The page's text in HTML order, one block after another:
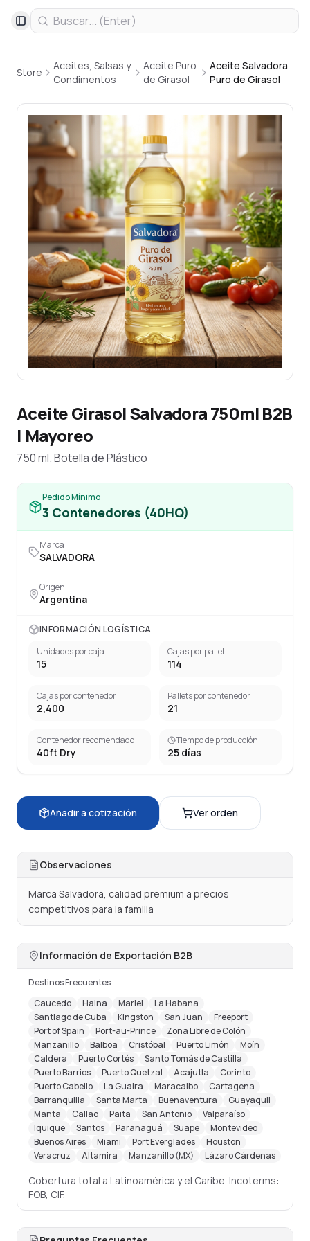
Toggle Sidebar
Store
Aceites, Salsas y
Condimentos
Aceite Puro
de Girasol
Aceite Salvadora
Puro de Girasol
Aceite Girasol Salvadora 750ml B2B
| Mayoreo
750 ml. Botella de Plástico
Pedido Mínimo
3 Contenedores (40HQ)
Marca
SALVADORA
Origen
Argentina
INFORMACIÓN LOGÍSTICA
Unidades por caja
15
Cajas por pallet
114
Cajas por contenedor
2,400
Pallets por contenedor
21
Contenedor recomendado
40ft Dry
Tiempo de producción
25 días
Añadir a cotización Ver orden
Observaciones
Marca Salvadora, calidad premium a precios
competitivos para la familia
Información de Exportación B2B
Destinos Frecuentes
Caucedo
Haina Mariel
La Habana
Santiago de Cuba
Kingston San Juan
Freeport
Port of Spain
Port-au-Prince
Zona Libre de Colón
Manzanillo
Balboa Cristóbal Puerto Limón
Moín
Caldera
Puerto Cortés
Santo Tomás de Castilla
Puerto Barrios
Puerto Quetzal Acajutla
Corinto
Puerto Cabello
La Guaira Maracaibo
Cartagena
Barranquilla
Santa Marta Buenaventura
Guayaquil
Manta
Callao Paita San Antonio
Valparaíso
Iquique
Santos Paranaguá Suape
Montevideo
Buenos Aires
Miami Port Everglades
Houston
Veracruz
Altamira Manzanillo (MX) Lázaro Cárdenas
Cobertura total a Latinoamérica y el Caribe. Incoterms:
FOB, CIF.